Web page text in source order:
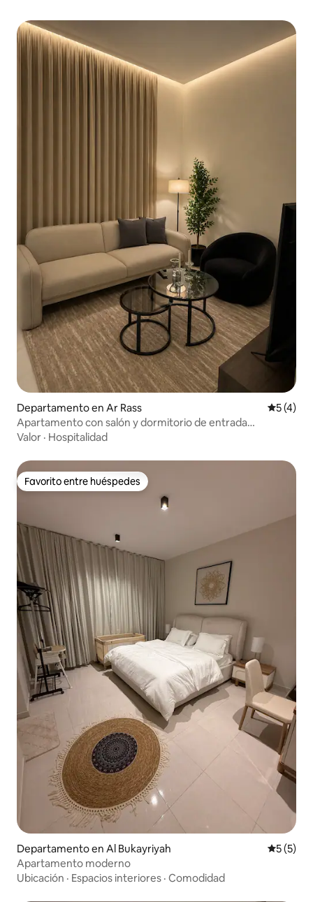
Departamento en Ar Rass
5 (4)
Apartamento con salón y dormitorio de entrada
independiente
Valor · Hospitalidad
Favorito entre huéspedes
Favorito entre huéspedes
Departamento en Al Bukayriyah
5 (5)
Apartamento moderno
Ubicación · Espacios interiores · Comodidad